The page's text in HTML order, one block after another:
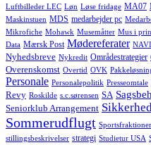
Luftbilleder LEC Løn Løse fridage MA07
Maskinstuen MDS medarbejder pc
Mikrofiche Mohawk Musemåtter Mus i
Data Mærsk Post Mødereferater
Nyhedsbreve Nykredit Områdestrategier
Overenskomst Overtid OVK
Personale Personalepolitik Presseomtale
Revy Roskilde s.c.sørensen SA
Seniorklub Arrangement
Sommerudflugt
stillingsbeskrivelser strategi Studietur USA